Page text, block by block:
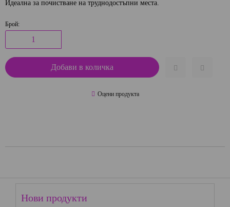
Идеална за почистване на труднодостъпни места.
Брой:
Оцени продукта
Нови продукти